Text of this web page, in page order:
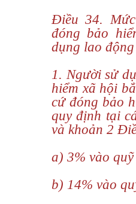
Điều 34.
đóng bảo
dụng lao động
1. Người sử
hiểm xã hội
cứ đóng bảo
quy định tại
và khoản 2
a) 3% vào
b) 14% vào